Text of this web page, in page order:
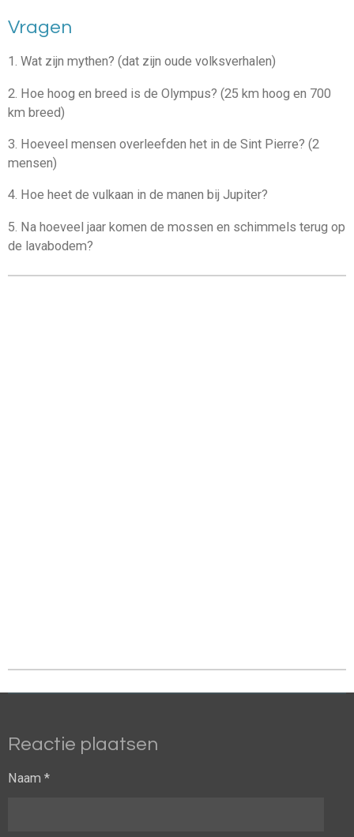
Vragen
1. Wat zijn mythen? (dat zijn oude volksverhalen)
2. Hoe hoog en breed is de Olympus? (25 km hoog en 700
km breed)
3. Hoeveel mensen overleefden het in de Sint Pierre? (2
mensen)
4. Hoe heet de vulkaan in de manen bij Jupiter?
5. Na hoeveel jaar komen de mossen en schimmels terug op
de lavabodem?
Reactie plaatsen
Naam *